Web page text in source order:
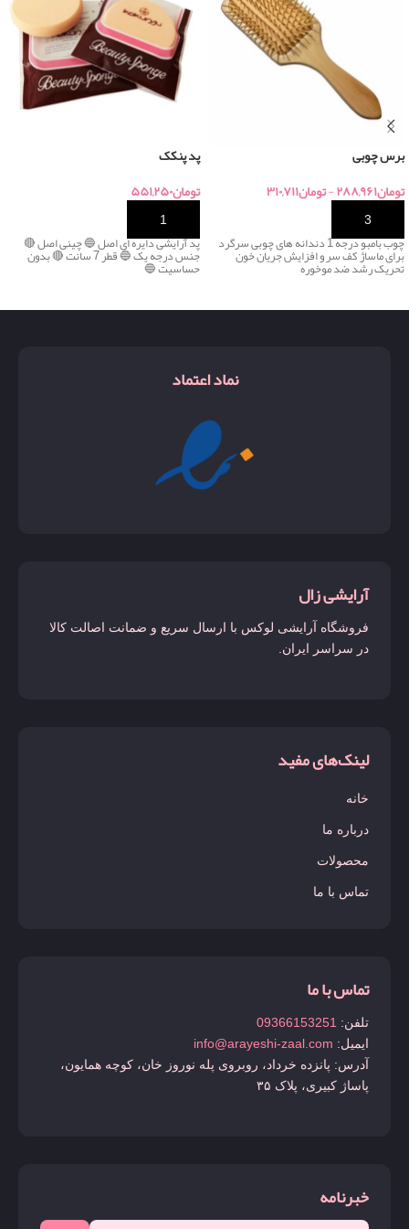
برس چوبی
تومان۲۸۸,۹۶۱-تومان۳۱۰,۷۱۱
چوب بامبو درجه 1 دندانه های چوبی سرگرد
برای ماساژ کف سر و افزایش جریان خون
تحریک رشد ضد موخوره
پد پنکک
تومان۵۵۱,۲۵۰
خرید
پد آرایشی دایره ای اصل 🔵 چینی اصل 🔴
جنس درجه یک 🔵 قطر 7 سانت 🔴 بدون
حساسیت 🔵
نماد اعتماد
آرایشی زال
فروشگاه آرایشی لوکس با ارسال سریع و ضمانت اصالت کالا
در سراسر ایران.
لینک‌های مفید
خانه
درباره ما
محصولات
تماس با ما
تماس با ما
تلفن: 09366153251
ایمیل: info@arayeshi-zaal.com
آدرس: پانزده خرداد، روبروی پله نوروز خان، کوچه همایون،
پاساژ کبیری، پلاک ۳۵
خبرنامه